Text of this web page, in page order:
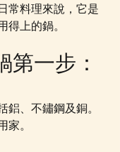
常料理來說，它是
得上的鍋。
第一步：
鋁、不鏽鋼及銅。
家。